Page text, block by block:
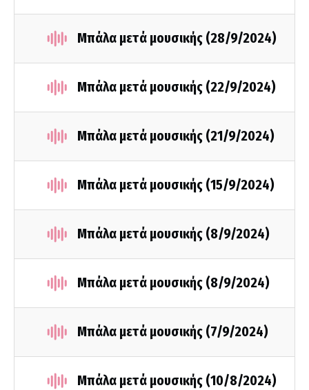
Μπάλα μετά μουσικής (28/9/2024)
Μπάλα μετά μουσικής (22/9/2024)
Μπάλα μετά μουσικής (21/9/2024)
Μπάλα μετά μουσικής (15/9/2024)
Μπάλα μετά μουσικής (8/9/2024)
Μπάλα μετά μουσικής (8/9/2024)
Μπάλα μετά μουσικής (7/9/2024)
Μπάλα μετά μουσικής (10/8/2024)